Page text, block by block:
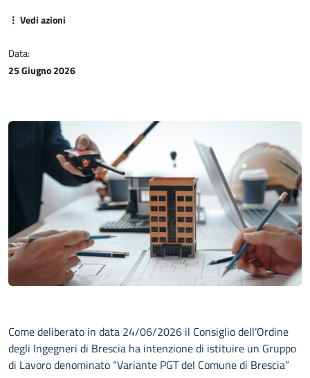
CONTATTI
⋮ Vedi azioni
Data:
25 Giugno 2026
Come deliberato in data 24/06/2026 il Consiglio dell’Ordine
degli Ingegneri di Brescia ha intenzione di istituire un Gruppo
di Lavoro denominato “Variante PGT del Comune di Brescia”